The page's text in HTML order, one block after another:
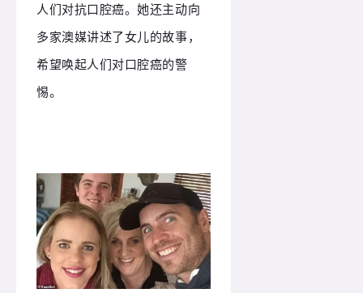
人们对抗口腔癌。她还主动向
多家澳媒讲述了女儿的故事，
希望唤起人们对口腔癌的警
惕。